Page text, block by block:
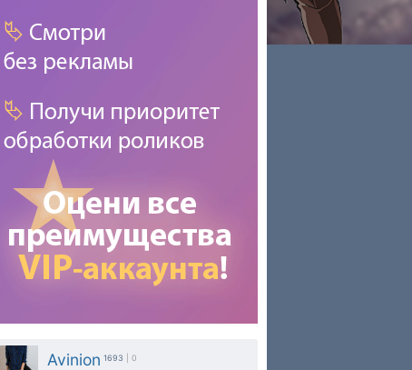
Avinion 1693 | 0